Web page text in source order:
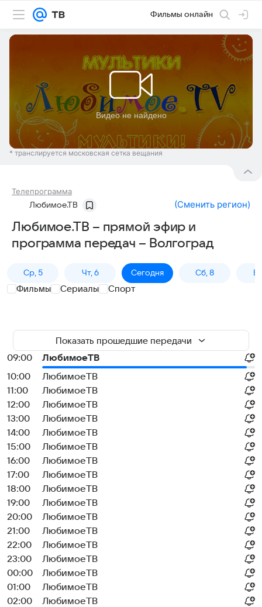
Фильмы онлайн
* транслируется московская сетка вещания
Телепрограмма
Любимое.ТВ (Сменить регион)
Любимое.ТВ – прямой эфир и
программа передач – Волгоград
Ср, 5 Чт, 6 Сегодня Сб, 8
Фильмы Сериалы Спорт
Показать прошедшие передачи
09:00
ЛюбимоеТВ
10:00
ЛюбимоеТВ
11:00
ЛюбимоеТВ
12:00
ЛюбимоеТВ
13:00
ЛюбимоеТВ
14:00
ЛюбимоеТВ
15:00
ЛюбимоеТВ
16:00
ЛюбимоеТВ
17:00
ЛюбимоеТВ
18:00
ЛюбимоеТВ
19:00
ЛюбимоеТВ
20:00
ЛюбимоеТВ
21:00
ЛюбимоеТВ
22:00
ЛюбимоеТВ
23:00
ЛюбимоеТВ
00:00
ЛюбимоеТВ
01:00
ЛюбимоеТВ
02:00
ЛюбимоеТВ